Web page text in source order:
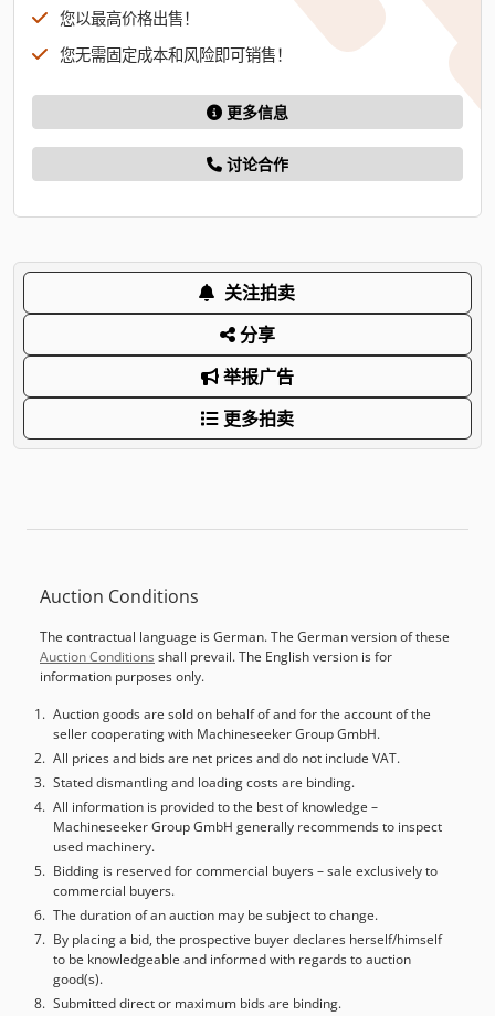
您以最高价格出售！
您无需固定成本和风险即可销售！
更多信息
讨论合作
关注拍卖
分享
举报广告
更多拍卖
Auction Conditions
The contractual language is German. The German version of these
Auction Conditions shall prevail. The English version is for
information purposes only.
Auction goods are sold on behalf of and for the account of the
seller cooperating with Machineseeker Group GmbH.
All prices and bids are net prices and do not include VAT.
Stated dismantling and loading costs are binding.
All information is provided to the best of knowledge –
Machineseeker Group GmbH generally recommends to inspect
used machinery.
Bidding is reserved for commercial buyers – sale exclusively to
commercial buyers.
The duration of an auction may be subject to change.
By placing a bid, the prospective buyer declares herself/himself
to be knowledgeable and informed with regards to auction
good(s).
Submitted direct or maximum bids are binding.